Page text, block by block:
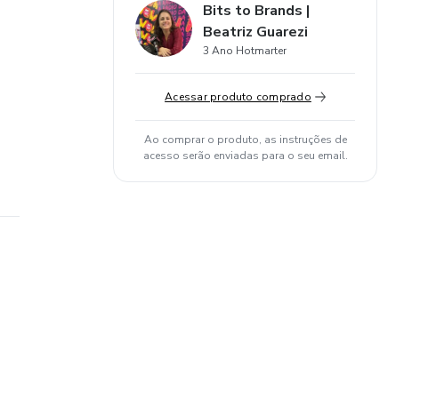
Bits to Brands |
Beatriz Guarezi
3 Ano Hotmarter
Acessar produto comprado
Ao comprar o produto, as instruções de
acesso serão enviadas para o seu email.